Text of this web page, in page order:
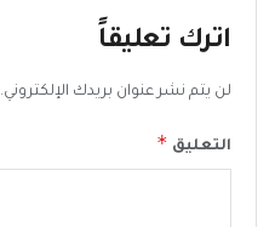
اترك تعليقاً
لن يتم نشر عنوان بريدك الإلكتروني.
التعليق *